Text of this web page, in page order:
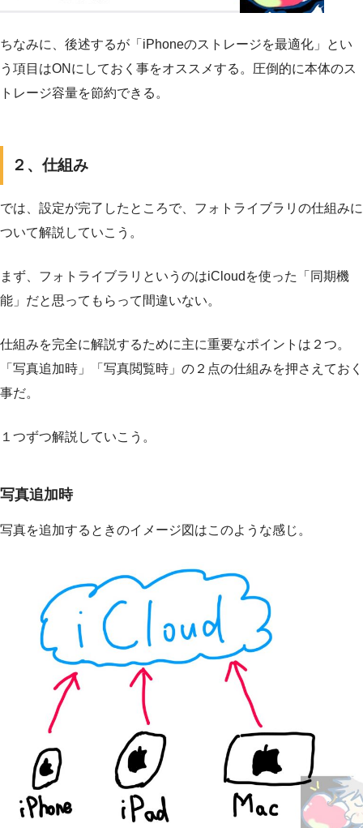
ちなみに、後述するが「iPhoneのストレージを最適化」とい
う項目はONにしておく事をオススメする。圧倒的に本体のス
トレージ容量を節約できる。
２、仕組み
では、設定が完了したところで、フォトライブラリの仕組みに
ついて解説していこう。
まず、フォトライブラリというのはiCloudを使った「同期機
能」だと思ってもらって間違いない。
仕組みを完全に解説するために主に重要なポイントは２つ。
「写真追加時」「写真閲覧時」の２点の仕組みを押さえておく
事だ。
１つずつ解説していこう。
写真追加時
写真を追加するときのイメージ図はこのような感じ。